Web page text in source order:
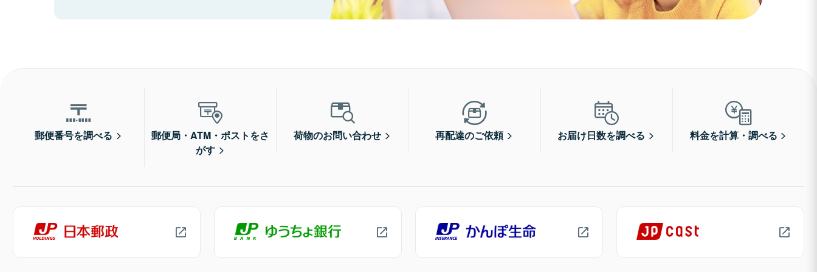
郵便番号を調べる
郵便局・ATM・ポストをさ
がす
荷物のお問い合わせ 再配達のご依頼 お届け日数を調べる 料金を計算・調べる